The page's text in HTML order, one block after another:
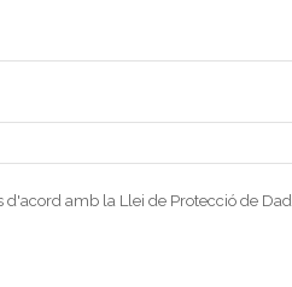
amb la Llei de Protecció de